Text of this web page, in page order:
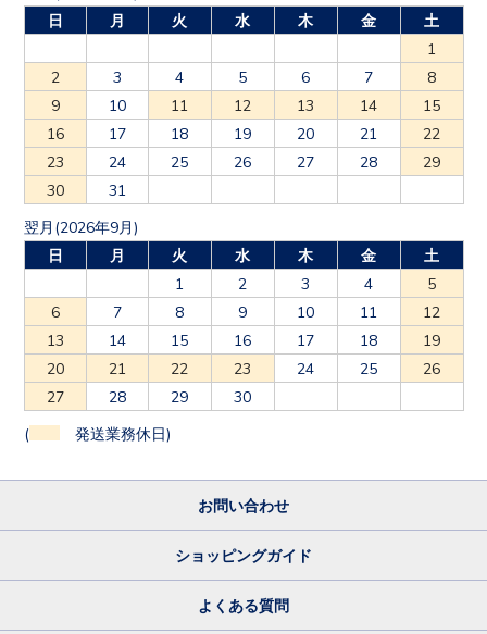
日
月 火 水 木 金
土
1
2
3 4 5 6 7
8
9
10 11 12 13 14
15
16
17 18 19 20 21
22
23
24 25 26 27 28
29
30
31
翌月(2026年9月)
日
月 火 水 木 金
土
1
2 3 4
5
6
7 8 9 10 11
12
13
14 15 16 17 18
19
20
21 22 23 24 25
26
27
28 29 30
( 発送業務休日)
お問い合わせ
ショッピングガイド
よくある質問